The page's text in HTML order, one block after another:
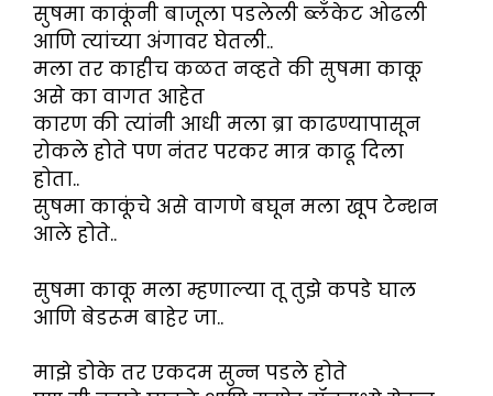
सुषमा काकूंनी बाजूला पडलेली ब्लॅंकेट ओढली
आणि त्यांच्या अंगावर घेतली..
मला तर काहीच कळत नव्हते की सुषमा काकू
असे का वागत आहेत
कारण की त्यांनी आधी मला ब्रा काढण्यापासून
रोकले होते पण नंतर परकर मात्र काढू दिला
होता..
सुषमा काकूंचे असे वागणे बघून मला खूप टेन्शन
आले होते..
सुषमा काकू मला म्हणाल्या तू तुझे कपडे घाल
आणि बेडरूम बाहेर जा..
माझे डोके तर एकदम सुन्न पडले होते